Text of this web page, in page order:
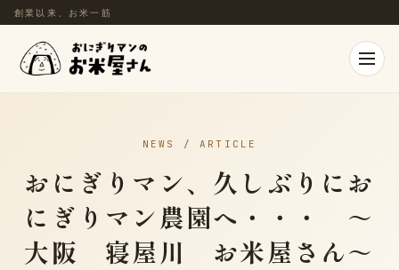
創業以来、お米一筋
NEWS / ARTICLE
おにぎりマン、久しぶりにお
にぎりマン農園へ・・・ ～
大阪 寝屋川 お米屋さん～